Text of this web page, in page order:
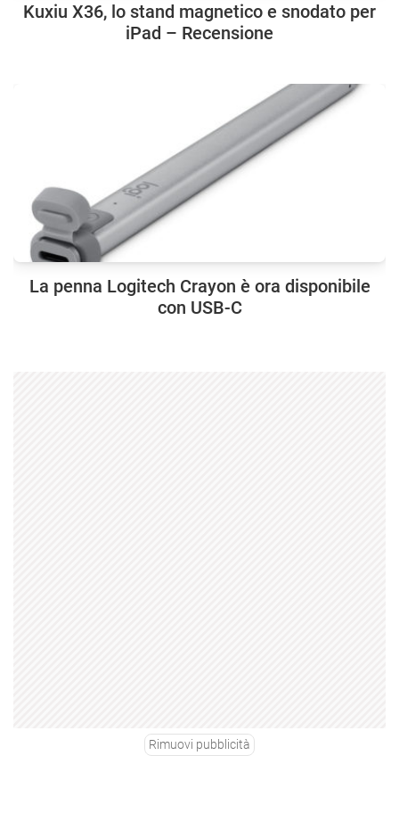
Kuxiu X36, lo stand magnetico e snodato per
iPad – Recensione
La penna Logitech Crayon è ora disponibile
con USB-C
Rimuovi pubblicità